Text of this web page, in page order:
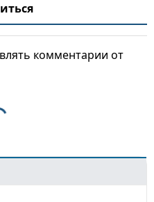
комментарии от